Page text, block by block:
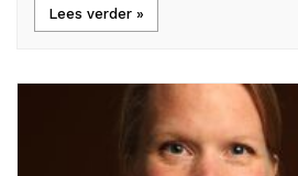
Lees verder »